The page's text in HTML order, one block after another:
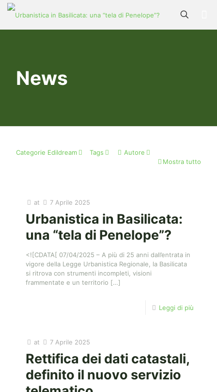
News
Categorie Edildream Tags
Autore
Mostra tutto
at 7 Aprile 2025
Urbanistica in Basilicata:
una “tela di Penelope”?
<![CDATA[ 07/04/2025 – A più di 25 anni dall’entrata in
vigore della Legge Urbanistica Regionale, la Basilicata
si ritrova con strumenti incompleti, visioni
frammentate e un territorio […]
Leggi di più
at 7 Aprile 2025
Rettifica dei dati catastali,
definito il nuovo servizio